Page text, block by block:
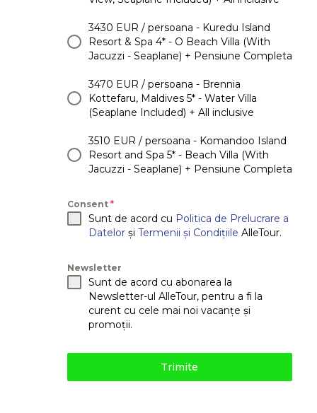
3430 EUR / persoana - Kuredu Island
Resort & Spa 4* - O Beach Villa (With
Jacuzzi - Seaplane) + Pensiune Completa
3470 EUR / persoana - Brennia
Kottefaru, Maldives 5* - Water Villa
(Seaplane Included) + All inclusive
3510 EUR / persoana - Komandoo Island
Resort and Spa 5* - Beach Villa (With
Jacuzzi - Seaplane) + Pensiune Completa
Consent *
Sunt de acord cu Politica de Prelucrare a
Datelorși Termenii și Condițiile AlleTour.
Newsletter
Sunt de acord cu abonarea la
Newsletter-ul AlleTour, pentru a fi la
curent cu cele mai noi vacanțe și
promoții.
Trimite